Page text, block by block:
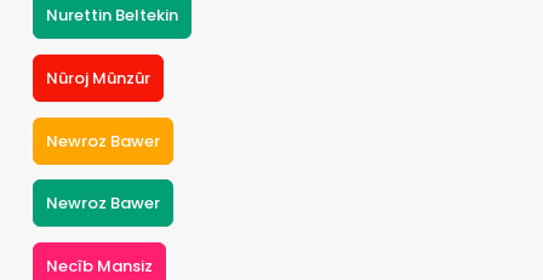
Nurettin Beltekin
Nûroj Mûnzûr
Newroz Bawer
Newroz Bawer
Necîb Mansiz